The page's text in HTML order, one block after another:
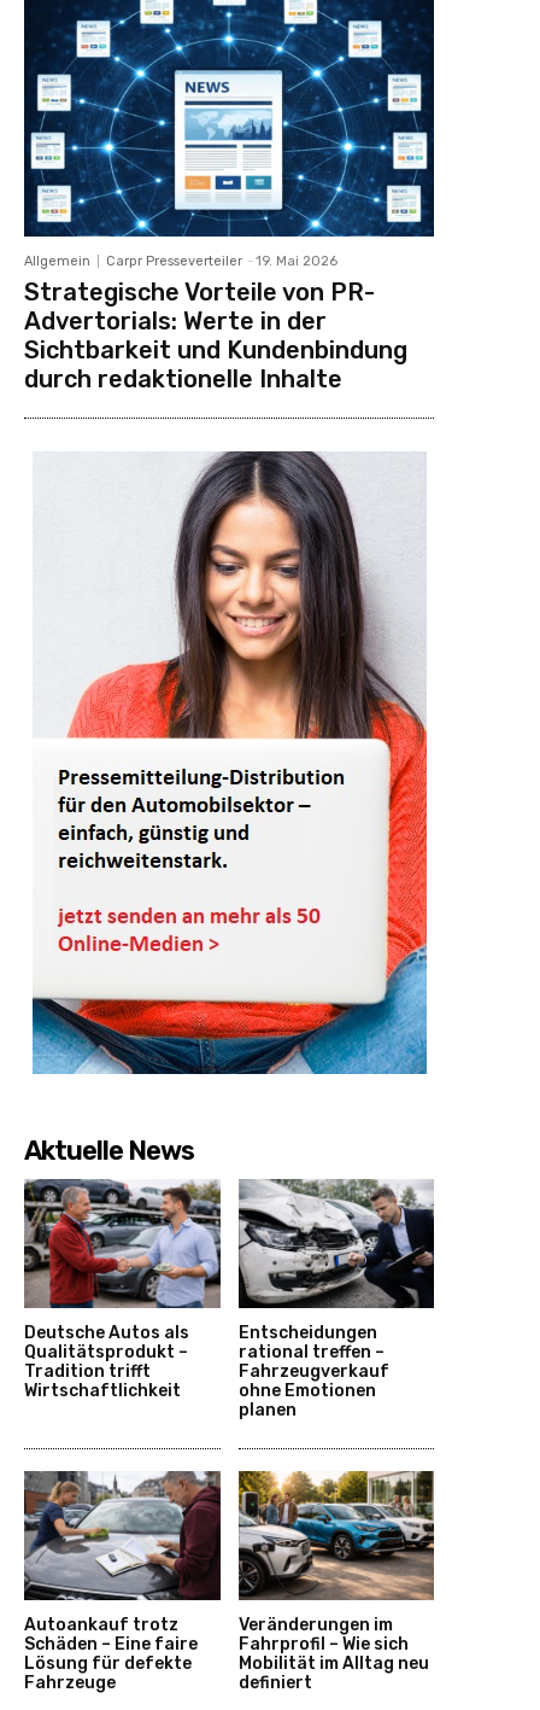
Allgemein Carpr Presseverteiler - 19. Mai 2026
Strategische Vorteile von PR-
Advertorials: Werte in der
Sichtbarkeit und Kundenbindung
durch redaktionelle Inhalte
Aktuelle News
Deutsche Autos als
Qualitätsprodukt –
Tradition trifft
Wirtschaftlichkeit
Entscheidungen
rational treffen –
Fahrzeugverkauf
ohne Emotionen
planen
Autoankauf trotz
Schäden – Eine faire
Lösung für defekte
Fahrzeuge
Veränderungen im
Fahrprofil – Wie sich
Mobilität im Alltag neu
definiert